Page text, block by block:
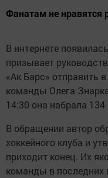
Фанатам не нравятся
В интернете
призывает
«Ак Барс» отправить
команды Олега
14:30 она набрала
В обращении автор
хоккейного клуба и
приходит конец. Их
команды в последних